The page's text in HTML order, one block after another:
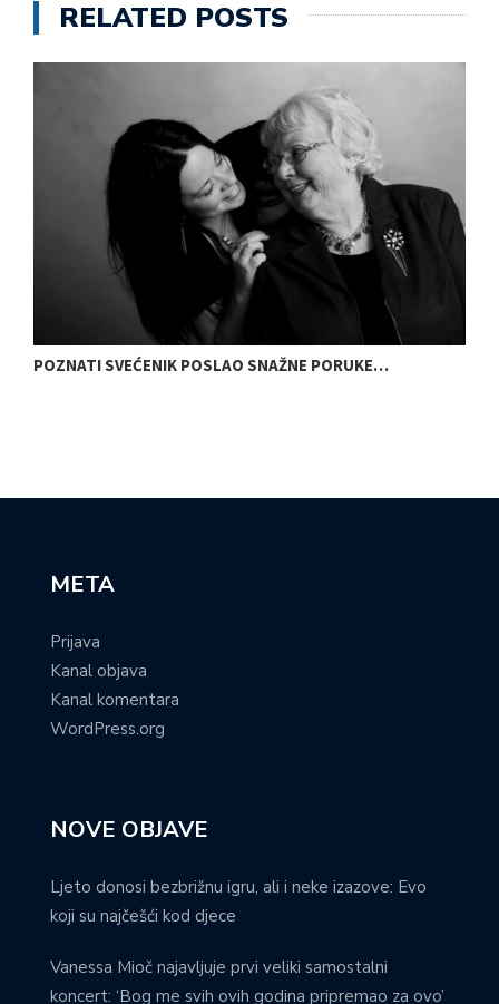
RELATED POSTS
POZNATI SVEĆENIK POSLAO SNAŽNE PORUKE…
META
Prijava
Kanal objava
Kanal komentara
WordPress.org
NOVE OBJAVE
Ljeto donosi bezbrižnu igru, ali i neke izazove: Evo
koji su najčešći kod djece
Vanessa Mioč najavljuje prvi veliki samostalni
koncert: ‘Bog me svih ovih godina pripremao za ovo’